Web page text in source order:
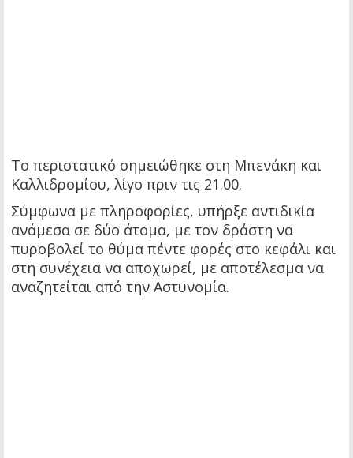
Το περιστατικό σημειώθηκε στη Μπενάκη και
Καλλιδρομίου, λίγο πριν τις 21.00.
Σύμφωνα με πληροφορίες, υπήρξε αντιδικία
ανάμεσα σε δύο άτομα, με τον δράστη να
πυροβολεί το θύμα πέντε φορές στο κεφάλι και
στη συνέχεια να αποχωρεί, με αποτέλεσμα να
αναζητείται από την Αστυνομία.